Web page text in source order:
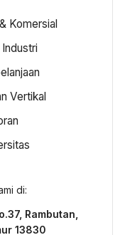
Komersial
Vertikal
di:
Rambutan,
13830